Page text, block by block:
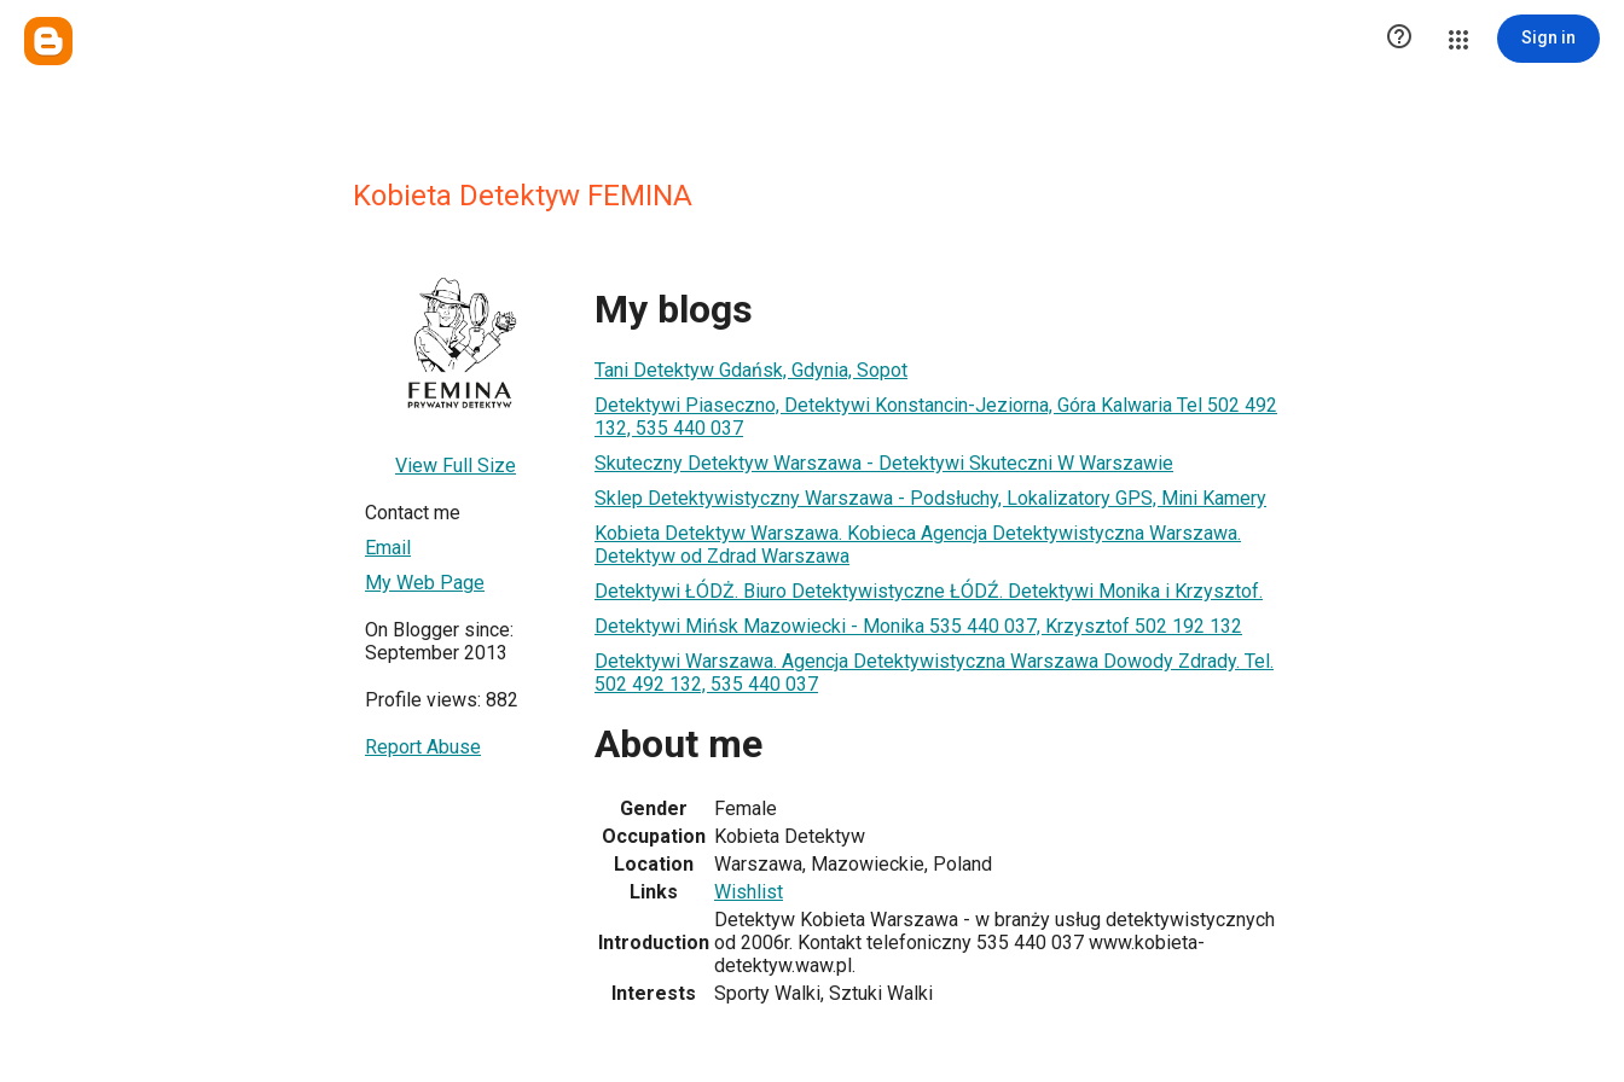
 Sign in
Kobieta Detektyw FEMINA
View Full Size
Contact me
Email
My Web Page
On Blogger since:
September 2013
Profile views: 882
Report Abuse
My blogs
Tani Detektyw Gdańsk, Gdynia, Sopot
Detektywi Piaseczno, Detektywi Konstancin-Jeziorna, Góra Kalwaria Tel 502 492
132, 535 440 037
Skuteczny Detektyw Warszawa - Detektywi Skuteczni W Warszawie
Sklep Detektywistyczny Warszawa - Podsłuchy, Lokalizatory GPS, Mini Kamery
Kobieta Detektyw Warszawa. Kobieca Agencja Detektywistyczna Warszawa.
Detektyw od Zdrad Warszawa
Detektywi ŁÓDŻ. Biuro Detektywistyczne ŁÓDŹ. Detektywi Monika i Krzysztof.
Detektywi Mińsk Mazowiecki - Monika 535 440 037, Krzysztof 502 192 132
Detektywi Warszawa. Agencja Detektywistyczna Warszawa Dowody Zdrady. Tel.
502 492 132, 535 440 037
About me
Gender
Female
Occupation Kobieta Detektyw
Location
Warszawa, Mazowieckie, Poland
Links
Wishlist
Introduction
Detektyw Kobieta Warszawa - w branży usług detektywistycznych
od 2006r. Kontakt telefoniczny 535 440 037 www.kobieta-
detektyw.waw.pl.
Interests
Sporty Walki, Sztuki Walki